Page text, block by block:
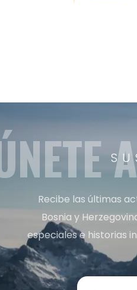
Recibe las últimas
Bosnia y
especiales e historias